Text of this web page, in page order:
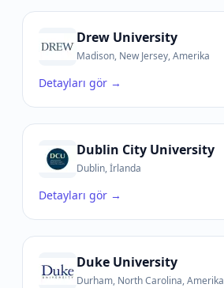
Drew University
Madison, New Jersey, Amerika
Detayları gör →
Dublin City University
Dublin, İrlanda
Detayları gör →
Duke University
Durham, North Carolina, Amerika